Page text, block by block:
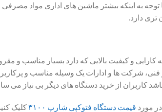
به اینکه بیشتر ماشین های اداری مواد مصرفی
تری دارد.
۳۱۰۰ با توجه به کارایی و کیفیت بالایی که دارد بسیار
فنی، شرکت ها و ادارات یک وسیله مناسب و
کاربران از خرید دستگاه های دیگر بی نیاز می
مورد قیمت دستگاه فتوکپی شارپ ۳۱۰۰ کلیک